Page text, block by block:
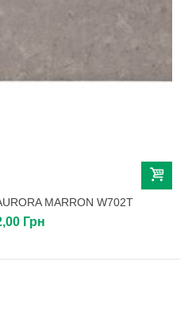
MARRON W702T
Грн